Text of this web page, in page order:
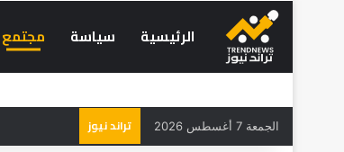
الرئيسية سياسة مجتمع
الجمعة 7 أغسطس 2026 تراند نيوز